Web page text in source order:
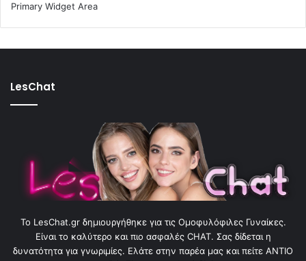
Primary Widget Area
LesChat
To LesChat.gr δημιουργήθηκε για τις Ομοφυλόφιλες Γυναίκες.
Είναι το καλύτερο και πιο ασφαλές CHAT. Σας δίδεται η
δυνατότητα για γνωριμίες. Ελάτε στην παρέα μας και πείτε ΑΝΤΙΟ